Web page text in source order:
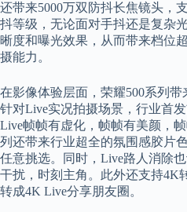
还带来5000万双防抖长焦镜头，
抖等级，无论面对手抖还是复杂
晰度和曝光效果，从而带来档位
摄能力。
在影像体验层面，荣耀500系列带
针对Live实况拍摄场景，行业首
Live帧帧有虚化，帧帧有美颜，
列还带来行业超全的氛围感胶片
任意挑选。同时，Live路人消除
干扰，时刻主角。此外还支持4K
转成4K Live分享朋友圈。